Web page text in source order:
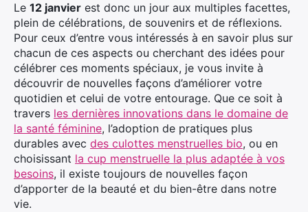
Le 12 janvier est donc un jour aux multiples facettes,
plein de célébrations, de souvenirs et de réflexions.
Pour ceux d’entre vous intéressés à en savoir plus sur
chacun de ces aspects ou cherchant des idées pour
célébrer ces moments spéciaux, je vous invite à
découvrir de nouvelles façons d’améliorer votre
quotidien et celui de votre entourage. Que ce soit à
travers les dernières innovations dans le domaine de
la santé féminine, l’adoption de pratiques plus
durables avec des culottes menstruelles bio, ou en
choisissant la cup menstruelle la plus adaptée à vos
besoins, il existe toujours de nouvelles façon
d’apporter de la beauté et du bien-être dans notre
vie.